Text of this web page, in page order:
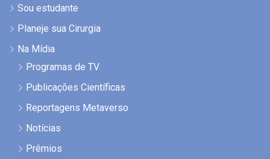
Sou estudante
Planeje sua Cirurgia
Na Mídia
Programas de TV
Publicações Científicas
Reportagens Metaverso
Notícias
Prêmios